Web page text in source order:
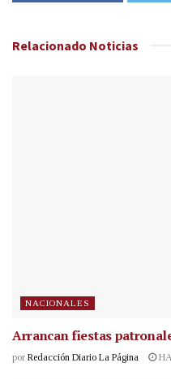
Relacionado Noticias
NACIONALES
Arrancan fiestas
por Redacción Diario La Página